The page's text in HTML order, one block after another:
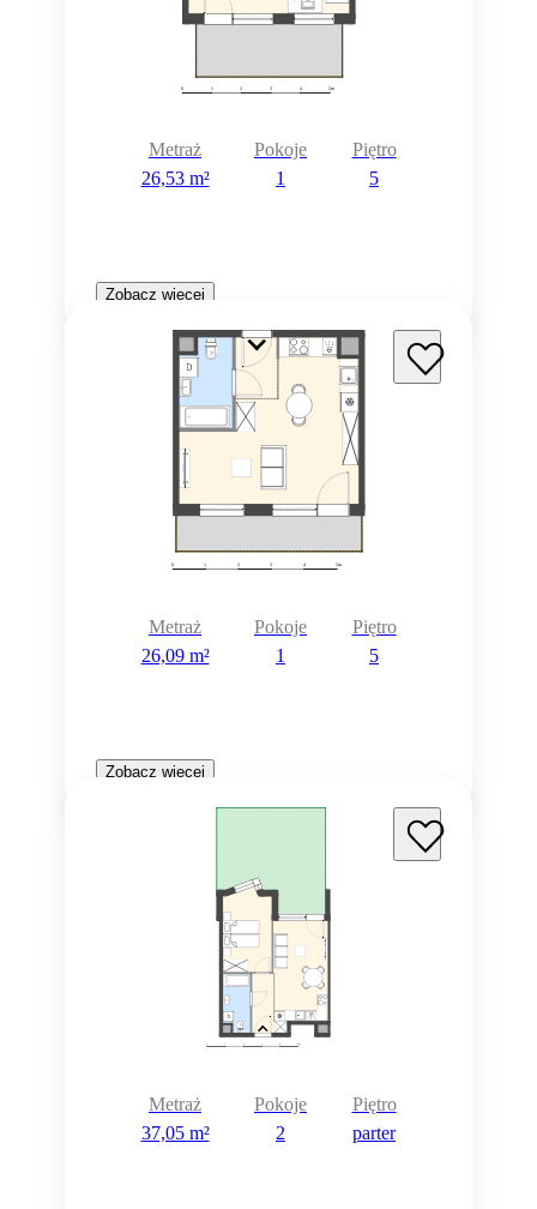
Metraż
26,53 m²
Pokoje
1
Piętro
5
Zobacz więcej
Metraż
26,09 m²
Pokoje
1
Piętro
5
Zobacz więcej
Metraż
37,05 m²
Pokoje
2
Piętro
parter